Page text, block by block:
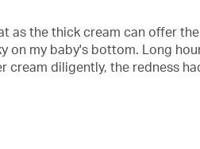
as the thick cream can offer
on my baby's bottom. Long
cream diligently, the redness